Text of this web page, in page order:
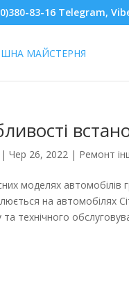
83-16 Telegram,
|Чер 26, 2022 | Ремонт
моделях автомобілів
на автомобілях
технічного